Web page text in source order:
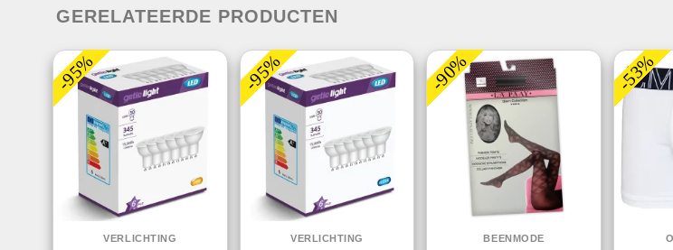
GERELATEERDE PRODUCTEN
-95%
VERLICHTING
-95%
VERLICHTING
-90%
BEENMODE
-53%